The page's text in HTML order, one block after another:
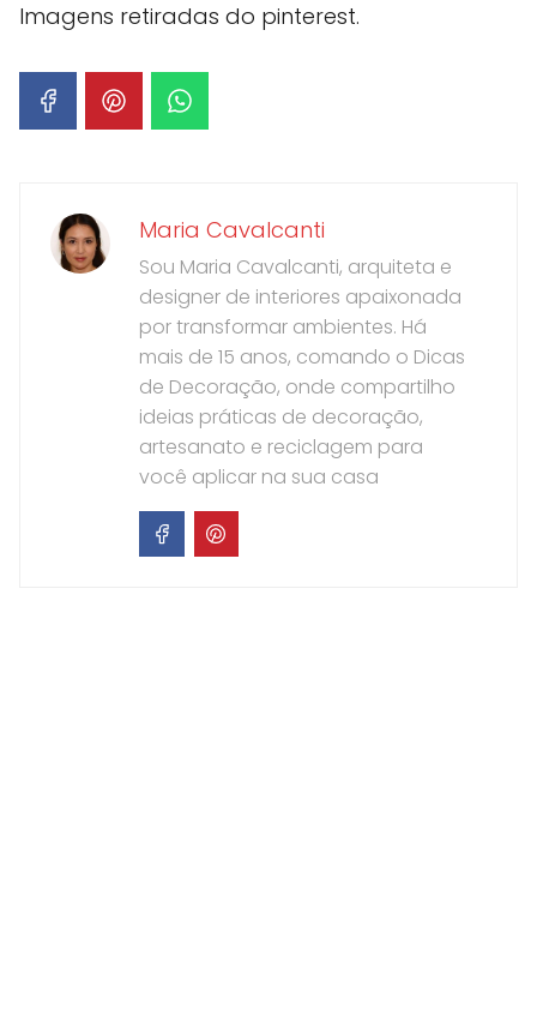
Imagens retiradas do pinterest.
Maria Cavalcanti
Sou Maria Cavalcanti, arquiteta e
designer de interiores apaixonada
por transformar ambientes. Há
mais de 15 anos, comando o Dicas
de Decoração, onde compartilho
ideias práticas de decoração,
artesanato e reciclagem para
você aplicar na sua casa